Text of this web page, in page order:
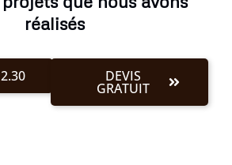
réalisés
DEVIS
GRATUIT